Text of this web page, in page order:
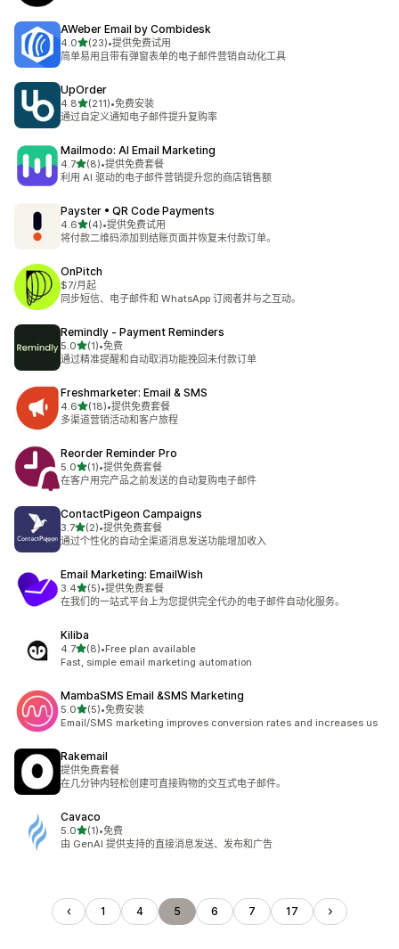
AWeber Email by Combidesk
4.0星（满分 5 星）
(23)
总共 23 条评论
•提供免费试用
简单易用且带有弹窗表单的电子邮件营销自动化工具
UpOrder
4.8星（满分 5 星）
(211)
总共 211 条评论
•免费安装
通过自定义通知电子邮件提升复购率
Mailmodo: AI Email Marketing
4.7星（满分 5 星）
(8)
总共 8 条评论
•提供免费套餐
利用 AI 驱动的电子邮件营销提升您的商店销售额
Payster • QR Code Payments
4.6星（满分 5 星）
(4)
总共 4 条评论
•提供免费试用
将付款二维码添加到结账页面并恢复未付款订单。
OnPitch
$7/月起
同步短信、电子邮件和 WhatsApp 订阅者并与之互动。
Remindly ‑ Payment Reminders
5.0星（满分 5 星）
(1)
总共 1 条评论
•免费
通过精准提醒和自动取消功能挽回未付款订单
Freshmarketer: Email & SMS
4.6星（满分 5 星）
(18)
总共 18 条评论
•提供免费套餐
多渠道营销活动和客户旅程
Reorder Reminder Pro
5.0星（满分 5 星）
(1)
总共 1 条评论
•提供免费套餐
在客户用完产品之前发送的自动复购电子邮件
ContactPigeon Campaigns
3.7星（满分 5 星）
(2)
总共 2 条评论
•提供免费套餐
通过个性化的自动全渠道消息发送功能增加收入
Email Marketing: EmailWish
3.4星（满分 5 星）
(5)
总共 5 条评论
•提供免费套餐
在我们的一站式平台上为您提供完全代办的电子邮件自动化服务。
Kiliba
4.7星（满分 5 星）
(8)
总共 8 条评论
•Free plan available
Fast, simple email marketing automation
MambaSMS Email &SMS Marketing
5.0星（满分 5 星）
(5)
总共 5 条评论
•免费安装
Email/SMS marketing improves conversion rates and increases us
Rakemail
提供免费套餐
在几分钟内轻松创建可直接购物的交互式电子邮件。
Cavaco
5.0星（满分 5 星）
(1)
总共 1 条评论
•免费
由 GenAI 提供支持的直接消息发送、发布和广告
1 4 5 6 7 17